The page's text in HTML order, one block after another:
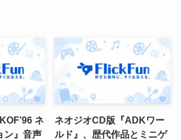
ネ
ン』音声
ネオジオCD版『ADKワー
ルド』、歴代作品とミニゲ